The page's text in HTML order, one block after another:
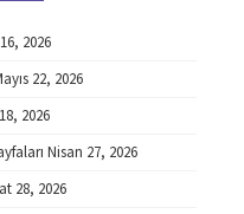
2026
22, 2026
2026
Nisan 27, 2026
28, 2026